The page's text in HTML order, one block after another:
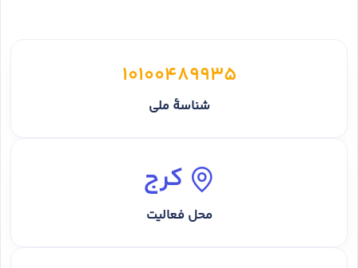
10100489935
شناسهٔ ملی
کرج
محل فعالیت